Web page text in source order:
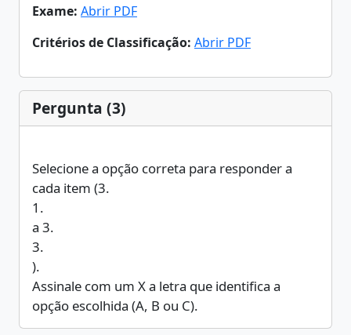
Exame: Abrir PDF
Critérios de Classificação: Abrir PDF
Pergunta (3)
Selecione a opção correta para responder a
cada item (3.
1.
a 3.
3.
).
Assinale com um X a letra que identifica a
opção escolhida (A, B ou C).